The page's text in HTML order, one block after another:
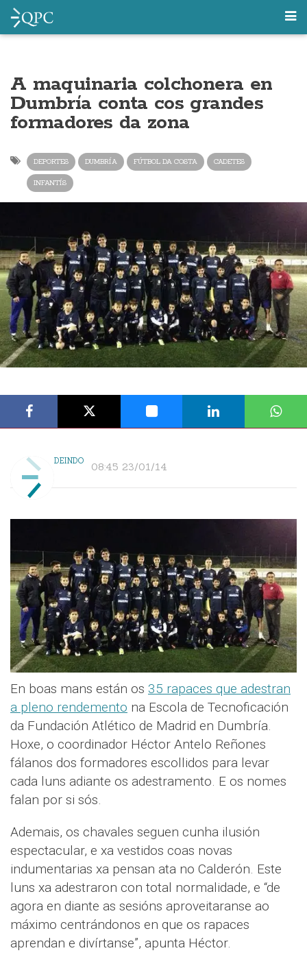
A maquinaria colchonera en
Dumbría conta cos grandes
formadores da zona
DEPORTES DUMBRÍA FÚTBOL DA COSTA CADETES
INFANTÍS
DEINDO 08:45 23/01/14
En boas mans están os 35 rapaces que adestran
a pleno rendemento na Escola de Tecnoficación
da Fundación Atlético de Madrid en Dumbría.
Hoxe, o coordinador Héctor Antelo Reñones
fálanos dos formadores escollidos para levar
cada luns adiante os adestramento. E os nomes
falan por si sós.
Ademais, os chavales seguen cunha ilusión
espectacular, e xa vestidos coas novas
indumentarias xa pensan ata no Calderón. Este
luns xa adestraron con total normalidade, e “de
agora en diante as sesións aproveitaranse ao
máximo centrándonos en que os rapaces
aprendan e divírtanse”, apunta Héctor.